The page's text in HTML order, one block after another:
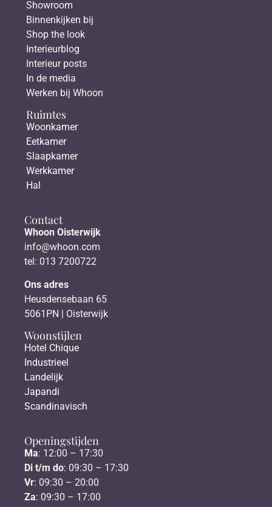
Showroom
Binnenkijken bij
Shop the look
Interieurblog
Interieur posts
In de media
Werken bij Whoon
Ruimtes
Woonkamer
Eetkamer
Slaapkamer
Werkkamer
Hal
Contact
Whoon Oisterwijk
info@whoon.com
tel: 013 7200722
Ons adres
Heusdensebaan 65
5061PN | Oisterwijk
Woonstijlen
Hotel Chique
Industrieel
Landelijk
Japandi
Scandinavisch
Openingstijden
Ma: 12:00 – 17:30
Di t/m do: 09:30 – 17:30
Vr: 09:30 – 20:00
Za: 09:30 – 17:00